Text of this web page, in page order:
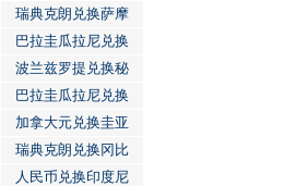
瑞典克朗兑换萨摩
巴拉圭瓜拉尼兑换
波兰兹罗提兑换秘
巴拉圭瓜拉尼兑换
加拿大元兑换圭亚
瑞典克朗兑换冈比
人民币兑换印度尼